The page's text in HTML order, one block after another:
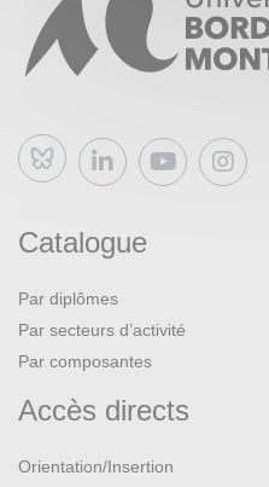
Bluesky
Catalogue
Par diplômes
Par secteurs d’activité
Par composantes
Accès directs
Orientation/Insertion